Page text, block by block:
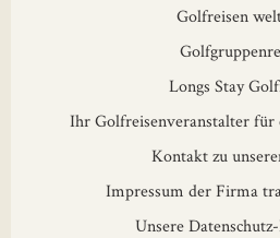
Golfreisen
Longs Stay
Ihr Golfreisenveranstalter für
Kontakt zu
Impressum der Firma
Unsere